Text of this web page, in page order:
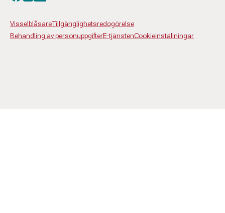
VisselblåsareTillgänglighetsredogörelse
Behandling av personuppgifterE-tjänstenCookieinställningar